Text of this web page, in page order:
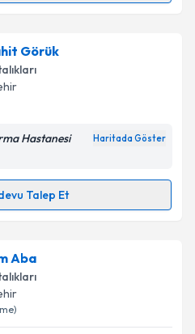
kabul ediyorum.
Gönder
için randevu takvimi talebi
randevu almanız için bir
e-posta ile bilgilendireceğiz.
ilişkin
kişisel verilerimin belirtilen
Gönder
Görük
Hastanesi Haritada Göster
Talep Et
için randevu takvimi talebi
randevu almanız için bir
e-posta ile bilgilendireceğiz.
Aba